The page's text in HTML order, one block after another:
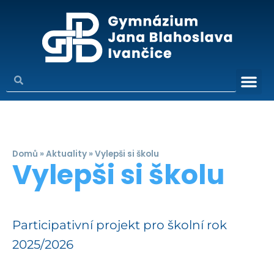
Domů »Aktuality »Vylepši si školu
Vylepši si školu
Participativní projekt pro školní rok
2025/2026